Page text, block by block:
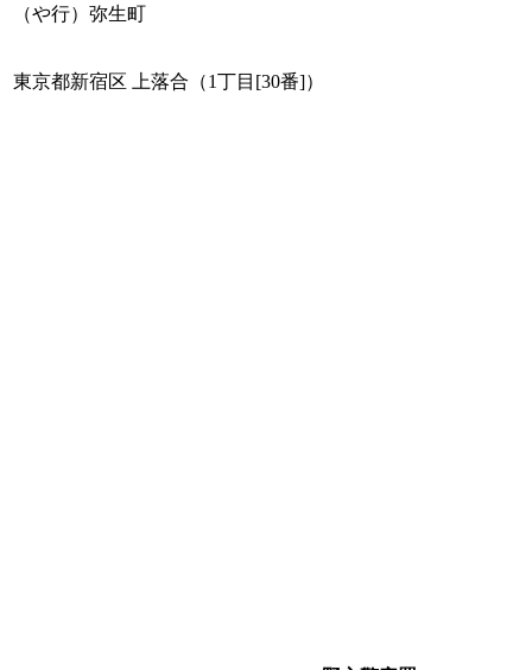
（や行）弥生町
東京都新宿区 上落合（1丁目[30番]）